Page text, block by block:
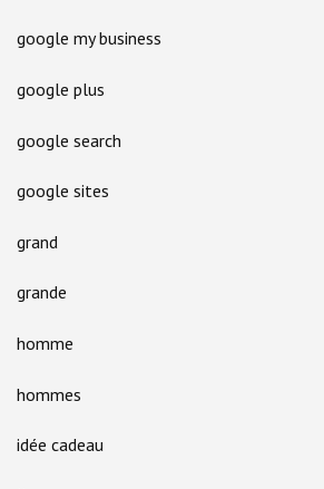
google my business
google plus
google search
google sites
grand
grande
homme
hommes
idée cadeau